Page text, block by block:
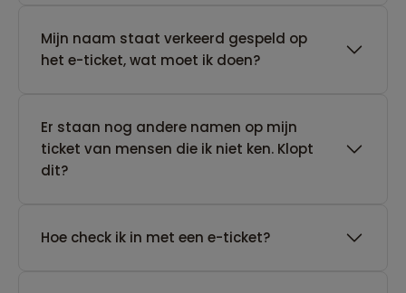
Mijn naam staat verkeerd gespeld op
het e-ticket, wat moet ik doen?
Er staan nog andere namen op mijn
ticket van mensen die ik niet ken. Klopt
dit?
Hoe check ik in met een e-ticket?